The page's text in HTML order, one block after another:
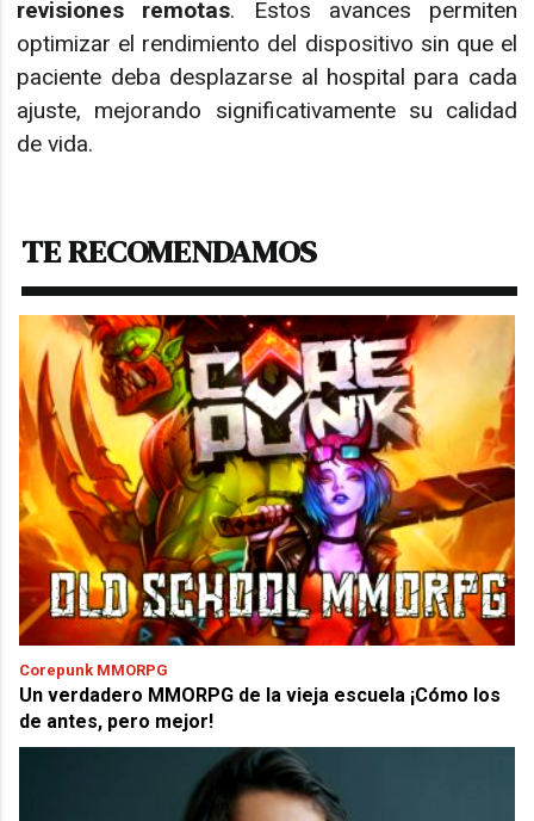
revisiones remotas. Estos avances permiten
optimizar el rendimiento del dispositivo sin que el
paciente deba desplazarse al hospital para cada
ajuste, mejorando significativamente su calidad
de vida.
TE RECOMENDAMOS
Corepunk MMORPG
Un verdadero MMORPG de la vieja escuela ¡Cómo los
de antes, pero mejor!